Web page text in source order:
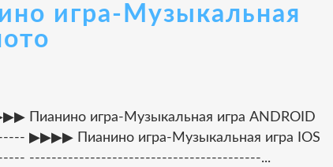
игра-Музыкальная
игра-Музыкальная игра ANDROID
Пианино игра-Музыкальная игра IOS
------------------------------------------...